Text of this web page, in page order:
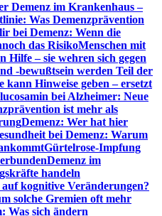
Demenz im Krankenhaus –
Was Demenzprävention
bei Demenz: Wenn die
das RisikoMenschen mit
Hilfe – sie wehren sich gegen
-bewußtsein werden Teil der
kann Hinweise geben – ersetzt
bei Alzheimer: Neue
ist mehr als
Demenz: Wer hat hier
bei Demenz: Warum
Gürtelrose-Impfung
Demenz im
handeln
kognitive Veränderungen?
solche Gremien oft mehr
Was sich ändern